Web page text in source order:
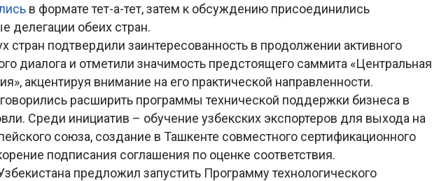
в формате тет-а-тет, затем к обсуждению присоединились
делегации обеих стран.
стран подтвердили заинтересованность в продолжении активного
диалога и отметили значимость предстоящего саммита «Центральная
акцентируя внимание на его практической направленности.
расширить программы технической поддержки бизнеса в
Среди инициатив – обучение узбекских экспортеров для выхода на
союза, создание в Ташкенте совместного сертификационного
подписания соглашения по оценке соответствия.
предложил запустить Программу технологического